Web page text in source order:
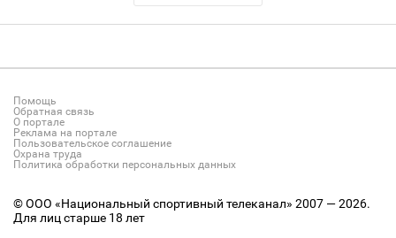
Помощь
Обратная связь
О портале
Реклама на портале
Пользовательское соглашение
Охрана труда
Политика обработки персональных данных
© ООО «Национальный спортивный телеканал» 2007 — 2026.
Для лиц старше 18 лет